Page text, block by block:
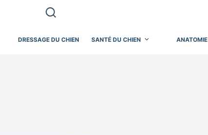
DRESSAGE DU CHIEN SANTÉ DU CHIEN ANATOMIE